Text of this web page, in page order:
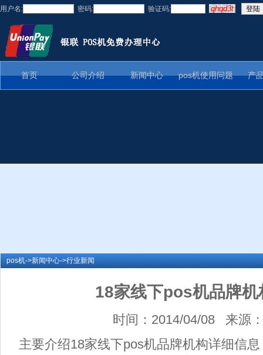
用户名: 密码: 验证码:
首页 公司介绍 新闻中心 pos机使用问题 产
pos机->新闻中心->行业新闻
18家线下pos机品牌机
时间：2014/04/08 来源
主要介绍18家线下pos机品牌机构详细信